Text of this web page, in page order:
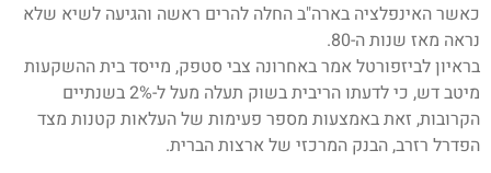
כאשר האינפלציה בארה"ב החלה להרים ראשה והגיעה לשיא שלא
נראה מאז שנות ה-80.
בראיון לביזפורטל אמר באחרונה צבי סטפק, מייסד בית ההשקעות
מיטב דש, כי לדעתו הריבית בשוק תעלה מעל ל-2% בשנתיים
הקרובות, זאת באמצעות מספר פעימות של העלאות קטנות מצד
הפדרל רזרב, הבנק המרכזי של ארצות הברית.